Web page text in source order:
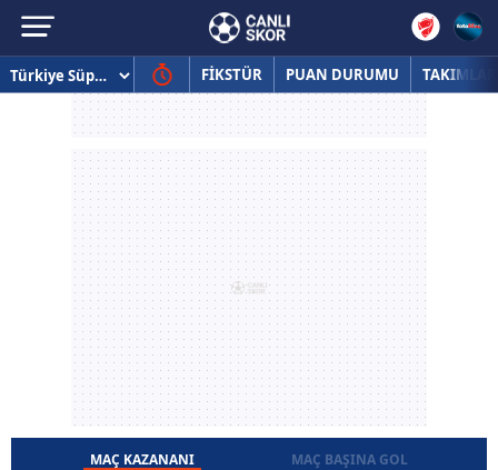
FİKSTÜR PUAN DURUMU TAKIMLAR
MAÇ KAZANANI MAÇ BAŞINA GOL